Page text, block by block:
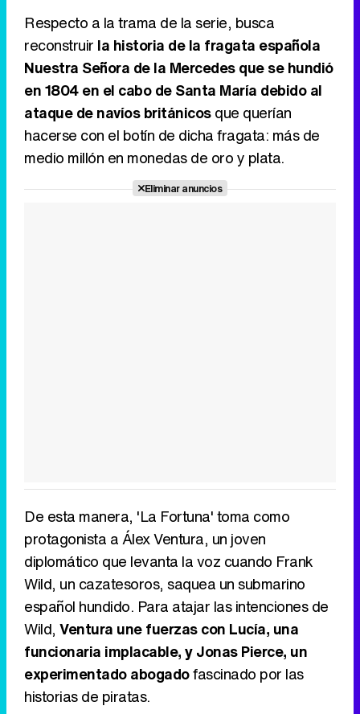
Respecto a la trama de la serie, busca
reconstruir la historia de la fragata española
Nuestra Señora de la Mercedes que se hundió
en 1804 en el cabo de Santa María debido al
ataque de navíos británicosque querían
hacerse con el botín de dicha fragata: más de
medio millón en monedas de oro y plata.
Eliminar anuncios
De esta manera, 'La Fortuna' toma como
protagonista a Álex Ventura, un joven
diplomático que levanta la voz cuando Frank
Wild, un cazatesoros, saquea un submarino
español hundido. Para atajar las intenciones de
Wild, Ventura une fuerzas con Lucía, una
funcionaria implacable, y Jonas Pierce, un
experimentado abogadofascinado por las
historias de piratas.